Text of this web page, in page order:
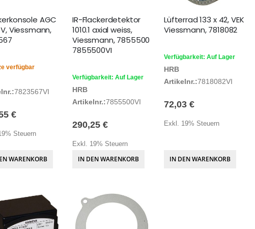
AGC
Viessmann,
verfügbar
7823567VI
€
Steuern
WARENKORB
IR-Flackerdetektor
1010.1 axial weiss,
Viessmann, 7855500
7855500VI
Verfügbarkeit: Auf Lager
HRB
Artikelnr.:7855500VI
290,25 €
Exkl. 19% Steuern
IN DEN WARENKORB
Lüfterrad 133 x 42, VEK
Viessmann, 7818082
Verfügbarkeit: Auf Lager
HRB
Artikelnr.:7818082VI
72,03 €
Exkl. 19% Steuern
IN DEN WARENKORB